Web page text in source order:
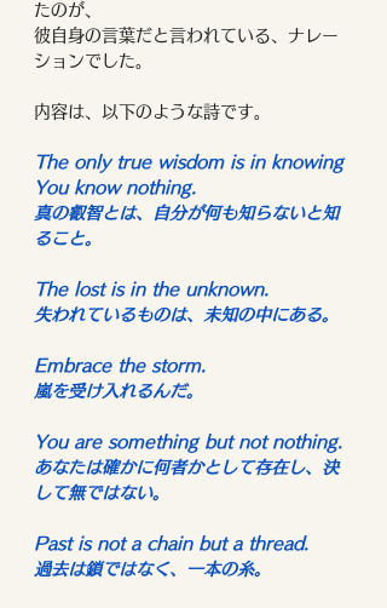
たのが、
彼自身の言葉だと言われている、ナレー
ションでした。
内容は、以下のような詩です。
The only true wisdom is in knowing
You know nothing.
真の叡智とは、自分が何も知らないと知
ること。
The lost is in the unknown.
失われているものは、未知の中にある。
Embrace the storm.
嵐を受け入れるんだ。
You are something but not nothing.
あなたは確かに何者かとして存在し、決
して無ではない。
Past is not a chain but a thread.
過去は鎖ではなく、一本の糸。